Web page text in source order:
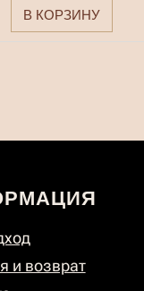
В КОРЗИНУ
и возврат